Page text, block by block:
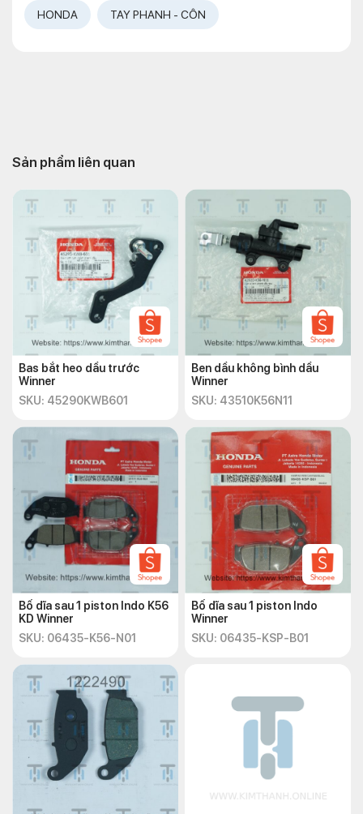
HONDA TAY PHANH - CÔN
Sản phẩm liên quan
Bas bắt heo dầu trước
Winner
SKU: 45290KWB601
Ben dầu không bình dầu
Winner
SKU: 43510K56N11
Bố dĩa sau 1 piston Indo K56
KD Winner
SKU: 06435-K56-N01
Bố dĩa sau 1 piston Indo
Winner
SKU: 06435-KSP-B01